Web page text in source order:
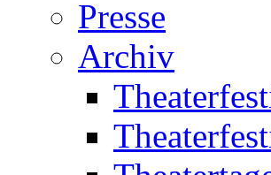
Presse
Archiv